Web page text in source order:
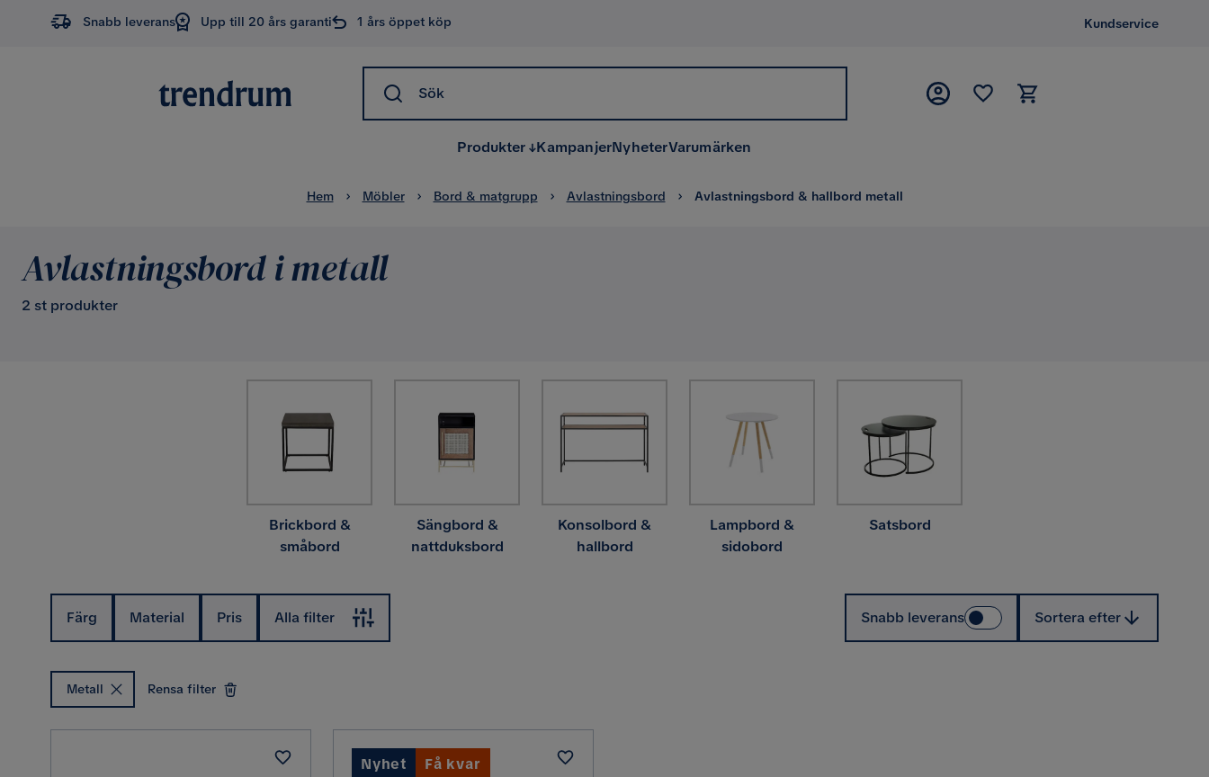
Snabb leverans Upp till 20 års garanti 1 års öppet köp Kundservice
Sök
Produkter KampanjerNyheterVarumärken
Hem Möbler Bord & matgrupp Avlastningsbord Avlastningsbord & hallbord metall
Avlastningsbord i metall
2 st produkter
Brickbord &
småbord
Sängbord &
nattduksbord
Konsolbord &
hallbord
Lampbord &
sidobord
Satsbord
Färg Material Pris Alla filter Snabb leverans Sortera efter
Metall Rensa filter
Nyhet Få kvar